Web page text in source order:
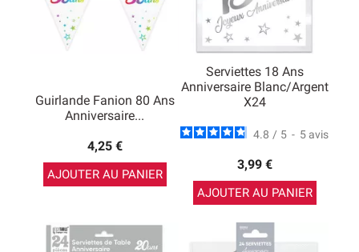
Guirlande Fanion 80 Ans
Anniversaire...
4,25 €
AJOUTER AU PANIER
Serviettes 18 Ans
Anniversaire Blanc/argent
X24
4.8 / 5 - 5 avis
3,99 €
AJOUTER AU PANIER